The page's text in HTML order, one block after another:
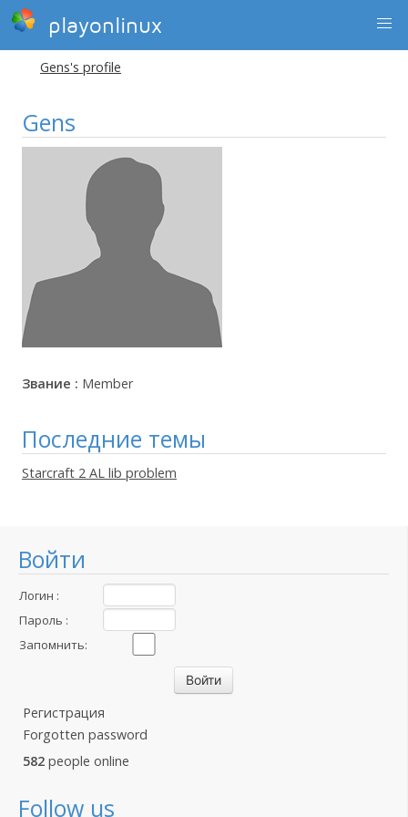
playonlinux
Войти
Логин :
Пароль :
Запомнить:
Регистрация
Forgotten password
582 people online
Follow us
Gens's profile
Gens
Звание : Member
Последние темы
Starcraft 2 AL lib problem